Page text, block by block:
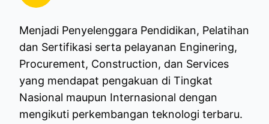
Menjadi Penyelenggara Pendidikan, Pelatihan
dan Sertifikasi serta pelayanan Enginering,
Procurement, Construction, dan Services
yang mendapat pengakuan di Tingkat
Nasional maupun Internasional dengan
mengikuti perkembangan teknologi terbaru.